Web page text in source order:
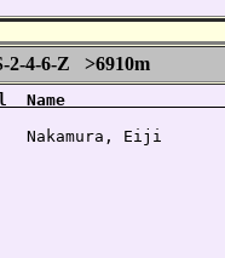
4-6-Z >6910m
Name
Nakamura, Eiji